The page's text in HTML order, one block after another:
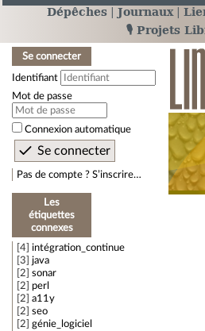
Dépêches Journaux
🎙️ Projets
Se connecter
Identifiant
Mot de passe
Connexion automatique
Pas de compte ? S’inscrire…
Les
étiquettes
connexes
4
intégration_continue
3
java
2
sonar
2
perl
2
a11y
2
seo
2
génie_logiciel